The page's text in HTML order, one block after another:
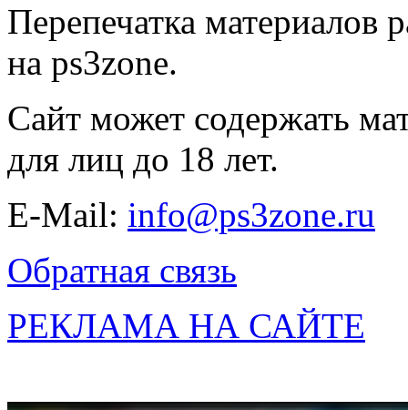
Перепечатка материалов
на ps3zone.
Сайт может содержать
для лиц до 18 лет.
E-Mail: info@ps3zone.ru
Обратная связь
РЕКЛАМА НА САЙТЕ